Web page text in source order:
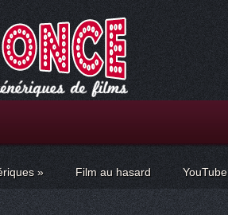
» Film au hasard YouTube